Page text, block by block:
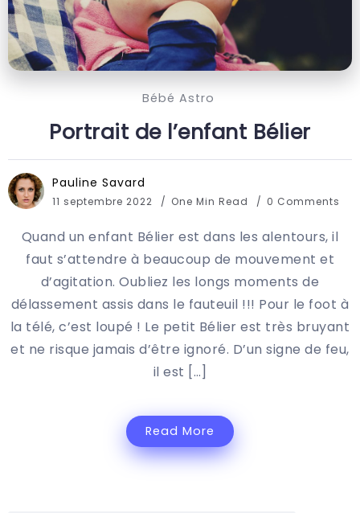
Bébé Astro
Portrait de l’enfant Bélier
Pauline Savard
11 septembre 2022 One Min Read 0 Comments
Quand un enfant Bélier est dans les alentours, il
faut s’attendre à beaucoup de mouvement et
d’agitation. Oubliez les longs moments de
délassement assis dans le fauteuil !!! Pour le foot à
la télé, c’est loupé ! Le petit Bélier est très bruyant
et ne risque jamais d’être ignoré. D’un signe de feu,
il est […]
Read More